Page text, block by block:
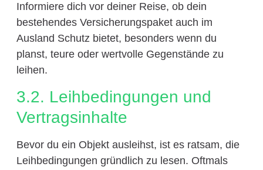
Informiere dich vor deiner Reise, ob dein
bestehendes Versicherungspaket auch im
Ausland Schutz bietet, besonders wenn du
planst, teure oder wertvolle Gegenstände zu
leihen.
3.2. Leihbedingungen und
Vertragsinhalte
Bevor du ein Objekt ausleihst, ist es ratsam, die
Leihbedingungen gründlich zu lesen. Oftmals